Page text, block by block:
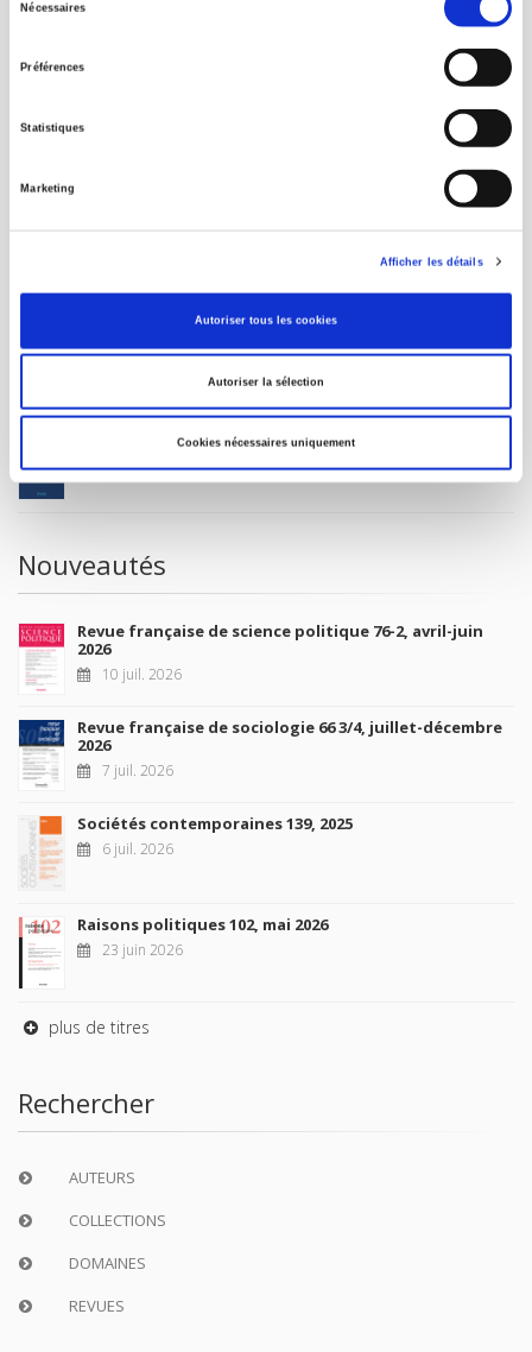
Nécessaires
Préférences
Statistiques
Marketing
Afficher les détails
Autoriser tous les cookies
Autoriser la sélection
Cookies nécessaires uniquement
Maison d'édition dédiée aux sciences humaines et sociales, les
à la transmission des savoirs et des idées
FOREIGN RIGHTS
MON COMPTE
La France et l'Union européenne
4 sept. 2026
Nouveautés
Revue française de science politique 76-2, avril-juin
2026
10 juil. 2026
Revue française de sociologie 66 3/4, juillet-décembre
2026
7 juil. 2026
Sociétés contemporaines 139, 2025
6 juil. 2026
Raisons politiques 102, mai 2026
23 juin 2026
plus de titres
Rechercher
AUTEURS
COLLECTIONS
DOMAINES
REVUES